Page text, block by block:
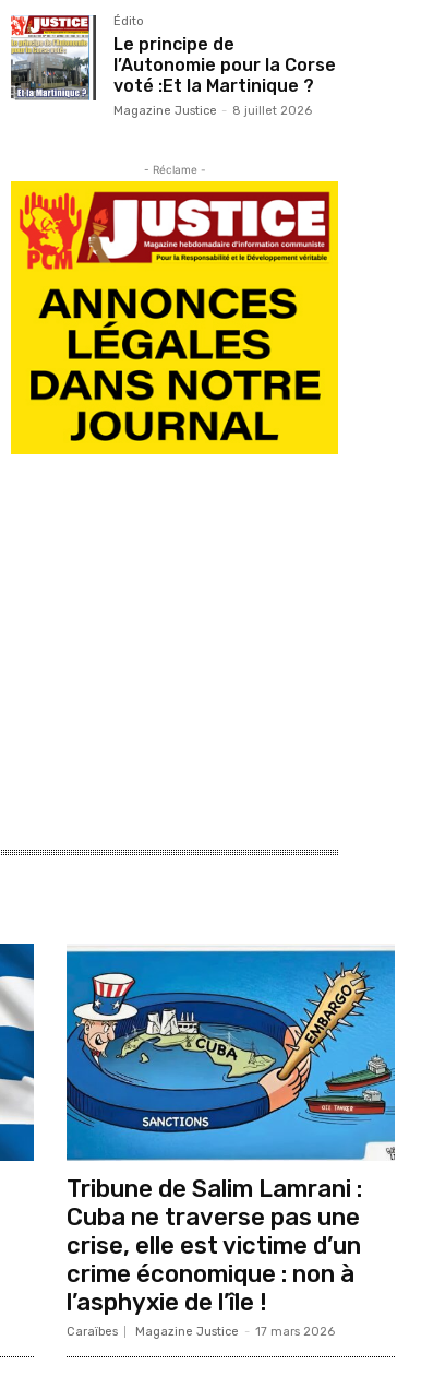
Édito
Le principe de
l’Autonomie pour la Corse
voté :Et la Martinique ?
Magazine Justice - 8 juillet 2026
- Réclame -
Tribune de Salim Lamrani :
Cuba ne traverse pas une
crise, elle est victime d’un
crime économique : non à
l’asphyxie de l’île !
Caraïbes Magazine Justice - 17 mars 2026